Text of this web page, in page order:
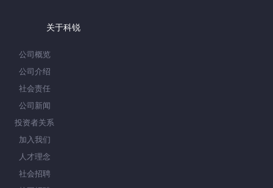
关于科锐
公司概览
公司介绍
社会责任
公司新闻
投资者关系
加入我们
人才理念
社会招聘